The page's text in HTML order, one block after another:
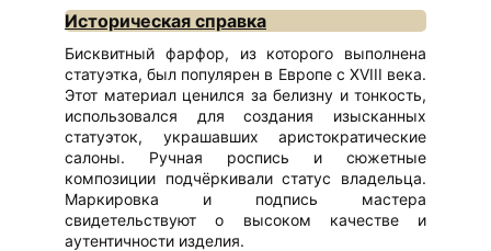
Историческая справка
Бисквитный фарфор, из которого выполнена
статуэтка, был популярен в Европе с XVIII века.
Этот материал ценился за белизну и тонкость,
использовался для создания изысканных
статуэток, украшавших аристократические
салоны. Ручная роспись и сюжетные
композиции подчёркивали статус владельца.
Маркировка и подпись мастера
свидетельствуют о высоком качестве и
аутентичности изделия.